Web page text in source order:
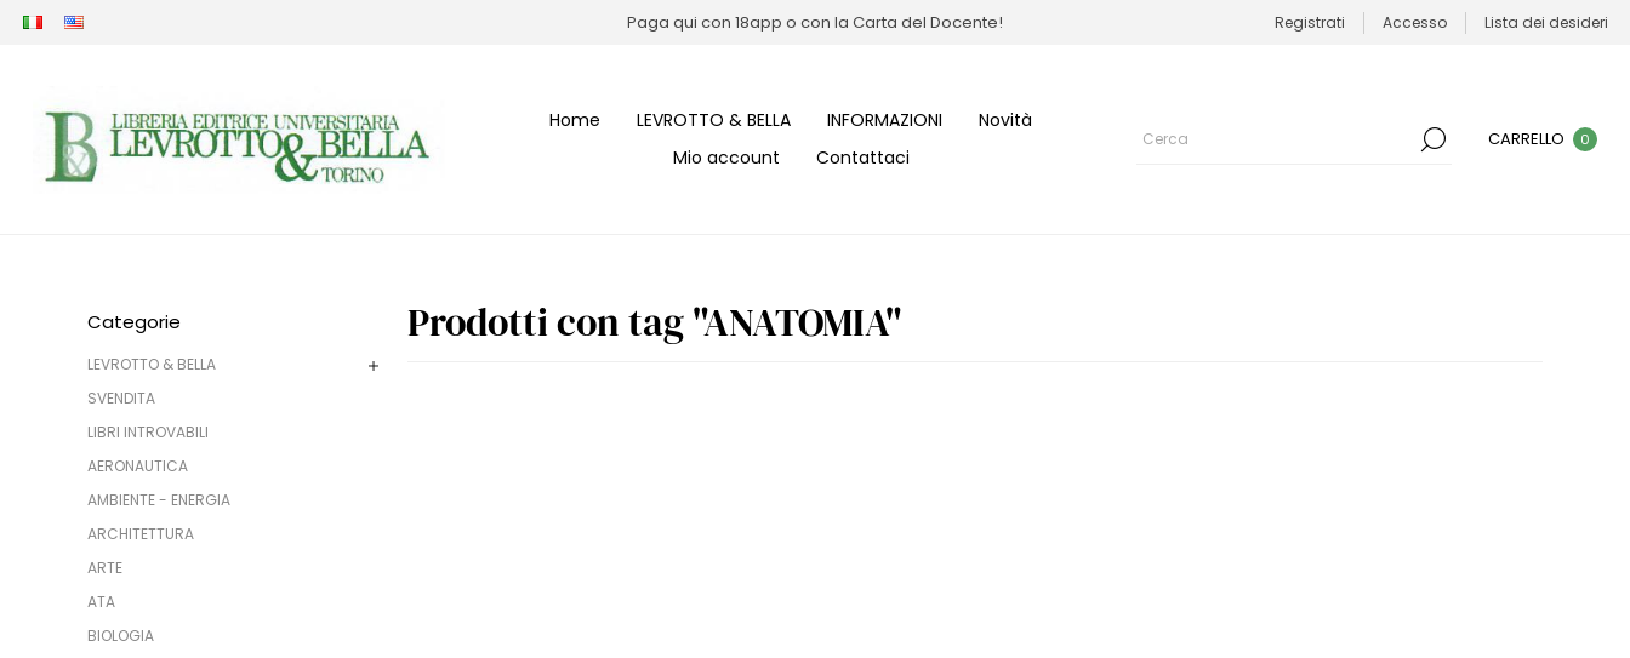
Paga qui con 18app o con la Carta del Docente! Registrati Accesso Lista dei desideri
Home LEVROTTO & BELLA INFORMAZIONI
Novità
Mio account
Contattaci
CARRELLO 0
Categorie
LEVROTTO & BELLA
SVENDITA
LIBRI INTROVABILI
AERONAUTICA
AMBIENTE - ENERGIA
ARCHITETTURA
ARTE
ATA
BIOLOGIA
Prodotti con tag "ANATOMIA"